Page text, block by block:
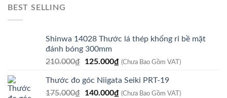
BEST SELLING
Shinwa 14028 Thước lá thép khổng rỉ bề mặt
đánh bóng 300mm
210.000₫
Giá
là:
210.000₫.
125.000₫Giá
tại
là:
(Chưa Bao Gồm VAT)
Thước đo góc Niigata Seiki PRT-19
175.000₫
Giá
140.000₫Giá
(Chưa Bao Gồm VAT)